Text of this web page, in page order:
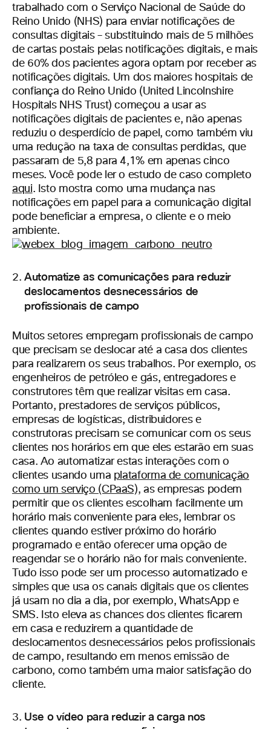
trabalhado com o Serviço Nacional de Saúde do
Reino Unido (NHS) para enviar notificações de
consultas digitais – substituindo mais de 5 milhões
de cartas postais pelas notificações digitais, e mais
de 60% dos pacientes agora optam por receber as
notificações digitais. Um dos maiores hospitais de
confiança do Reino Unido (United Lincolnshire
Hospitals NHS Trust) começou a usar as
notificações digitais de pacientes e, não apenas
reduziu o desperdício de papel, como também viu
uma redução na taxa de consultas perdidas, que
passaram de 5,8 para 4,1% em apenas cinco
meses. Você pode ler o estudo de caso completo
aqui. Isto mostra como uma mudança nas
notificações em papel para a comunicação digital
pode beneficiar a empresa, o cliente e o meio
ambiente.
Automatize as comunicações para reduzir
deslocamentos desnecessários de
profissionais de campo
Muitos setores empregam profissionais de campo
que precisam se deslocar até a casa dos clientes
para realizarem os seus trabalhos. Por exemplo, os
engenheiros de petróleo e gás, entregadores e
construtores têm que realizar visitas em casa.
Portanto, prestadores de serviços públicos,
empresas de logísticas, distribuidores e
construtoras precisam se comunicar com os seus
clientes nos horários em que eles estarão em suas
casa. Ao automatizar estas interações com o
clientes usando uma plataforma de comunicação
como um serviço (CPaaS), as empresas podem
permitir que os clientes escolham facilmente um
horário mais conveniente para eles, lembrar os
clientes quando estiver próximo do horário
programado e então oferecer uma opção de
reagendar se o horário não for mais conveniente.
Tudo isso pode ser um processo automatizado e
simples que usa os canais digitais que os clientes
já usam no dia a dia, por exemplo, WhatsApp e
SMS. Isto eleva as chances dos clientes ficarem
em casa e reduzirem a quantidade de
deslocamentos desnecessários pelos profissionais
de campo, resultando em menos emissão de
carbono, como também uma maior satisfação do
cliente.
Use o vídeo para reduzir a carga nos